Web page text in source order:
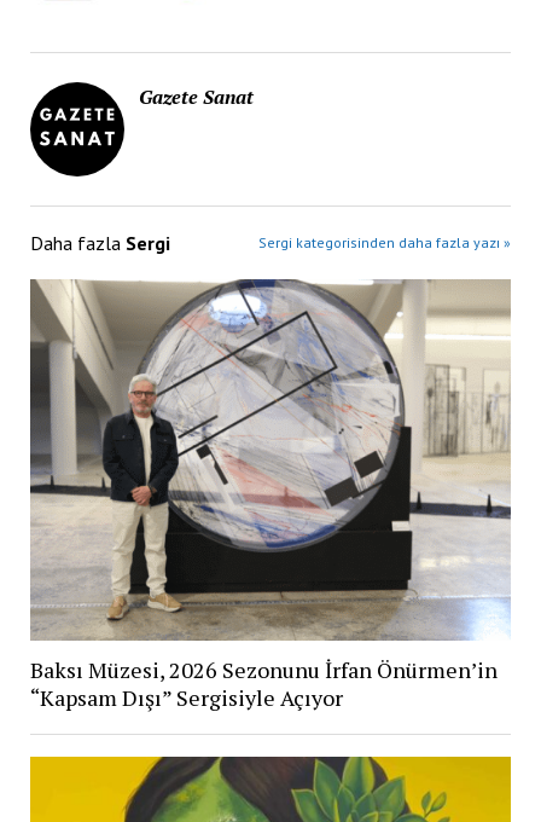
Gazete Sanat
Daha fazla Sergi Sergi kategorisinden daha fazla yazı »
Baksı Müzesi, 2026 Sezonunu İrfan Önürmen’in
“Kapsam Dışı” Sergisiyle Açıyor